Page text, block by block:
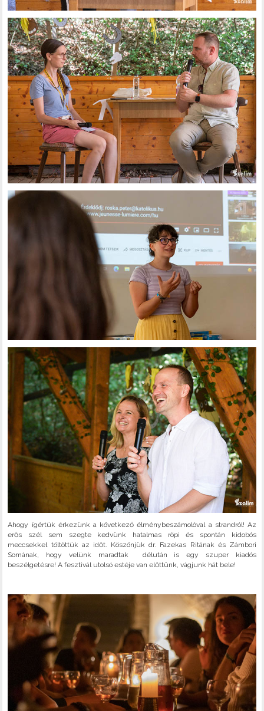
Ahogy ígértük érkezünk a következő élménybeszámolóval a strandról! Az
erős szél sem szegte kedvünk hatalmas röpi és spontán kidobós
meccsekkel töltöttük az időt. Köszönjük dr. Fazekas Ritának és Zámbori
Somának, hogy velünk maradtak délután is egy szuper kiadós
beszélgetésre! A fesztivál utolsó estéje van előttünk, vágjunk hát bele!